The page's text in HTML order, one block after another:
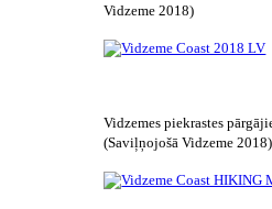
Vidzeme 2018)
Vidzemes piekrastes
(Saviļņojošā Vidzeme 2018)